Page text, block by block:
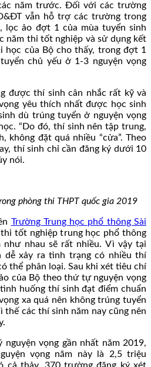
năm trước. Đối với các trường
vẫn hỗ trợ các trường trong
lọc ảo đợt 1 của mùa tuyển sinh
năm thi tốt nghiệp và sử dụng kết
học của Bộ cho thấy, trong đợt 1
chủ yếu ở 1-3 nguyện vọng
được thí sinh cân nhắc rất kỹ và
yêu thích nhất được học sinh
dù trúng tuyển ở nguyện vọng
“Do đó, thí sinh nên tập trung,
không đặt quá nhiều “cửa”. Theo
thí sinh chỉ cần đăng ký dưới 10
nói.
phòng thi THPT quốc gia 2019
Trường Trung học phổ thông Sài
tốt nghiệp trung học phổ thông
như nhau sẽ rất nhiều. Vì vậy tại
dễ xảy ra tình trạng có nhiều thí
thể phân loại. Sau khi xét tiêu chí
của Bộ theo thứ tự nguyện vọng
huống thí sinh đạt điểm chuẩn
xa quá nên không trúng tuyển
các thí sinh năm nay cũng nên
nguyện vọng gần nhất năm 2019,
vọng năm này là 2,5 triệu